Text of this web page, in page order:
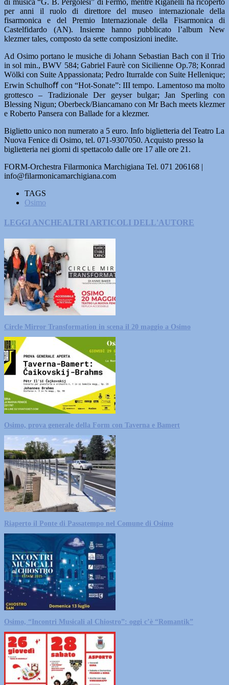
di musica “G. B. Pergolesi” di Fermo, mentre Riganelli ha ricoperto
per anni il ruolo di direttore del museo internazionale della
fisarmonica e del Premio Internazionale della Fisarmonica di
Castelfidardo (AN). Insieme hanno pubblicato l’album New
klezmer tales, composto da sette composizioni inedite.
Ad Osimo portano le musiche di Johann Sebastian Bach con il Trio
in sol min., BWV 584; Gabriel Faurè con Sicilienne Op.78; Konrad
Wölki con Suite Appassionata; Pedro Iturralde con Suite Hellenique;
Erwin Schulhoﬀ con “Hot-Sonate”: III tempo. Lamentoso ma molto
grottesco – Tradizionale Der geyser bulgar; Jan Sperling con
Blessing Nigun; Oberbeck/Biancamano con Mr Bach meets klezmer
e Roberto Pansera con Ballade for a klezmer.
Biglietto unico non numerato a 5 euro. Info biglietteria del Teatro La
Nuova Fenice di Osimo, tel. 071-9307050. Acquisto presso la
biglietteria nei giorni di spettacolo dalle ore 17 alle ore 21.
FORM-Orchestra Filarmonica Marchigiana Tel. 071 206168 |
info@filarmonicamarchigiana.com
TAGS
Osimo
LEGGI ANCHEALTRI ARTICOLI DELL'AUTORE
Circle Mirror Transformation in scena il 20 maggio a Osimo
Osimo, prova generale della Form con Taverna e Bamert
Riaperto il Ponte di Passatempo nel Comune di Osimo
Osimo, “Incontri Musicali al Chiostro”: oggi c’è “Romantik”